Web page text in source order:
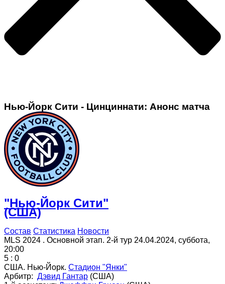
Нью-Йорк Сити - Цинциннати: Анонс матча
"Нью-Йорк Сити"
(США)
Состав Статистика Новости
MLS 2024 . Основной этап. 2-й тур 24.04.2024, суббота,
20:00
5 : 0
США. Нью-Йорк. Стадион "Янки"
Арбитр: Дэвид Гантар (США)